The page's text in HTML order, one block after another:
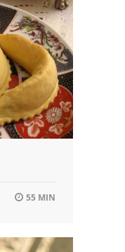
55 MIN